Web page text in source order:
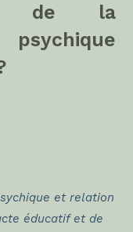
de la
et relation
éducatif et de